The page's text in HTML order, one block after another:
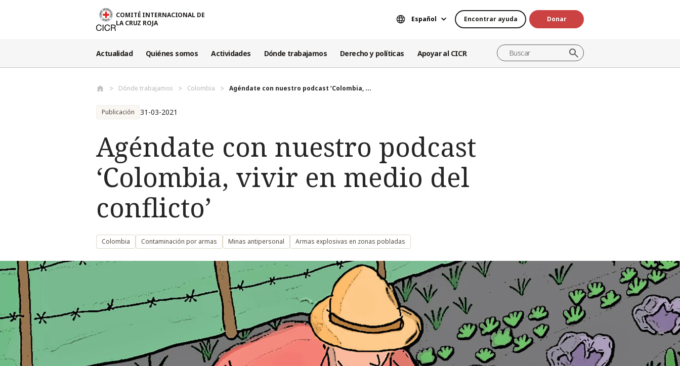
COMITÉ INTERNACIONAL DE
LA CRUZ ROJA
Español Encontrar ayuda Donar
Actualidad Quiénes somos Actividades Dónde trabajamos Derecho y políticas Apoyar al CICR
Dónde trabajamos Colombia Agéndate con nuestro podcast ‘Colombia, ...
Publicación 31-03-2021
Agéndate con nuestro podcast
‘Colombia, vivir en medio del
conflicto’
Colombia Contaminación por armas Minas antipersonal Armas explosivas en zonas pobladas